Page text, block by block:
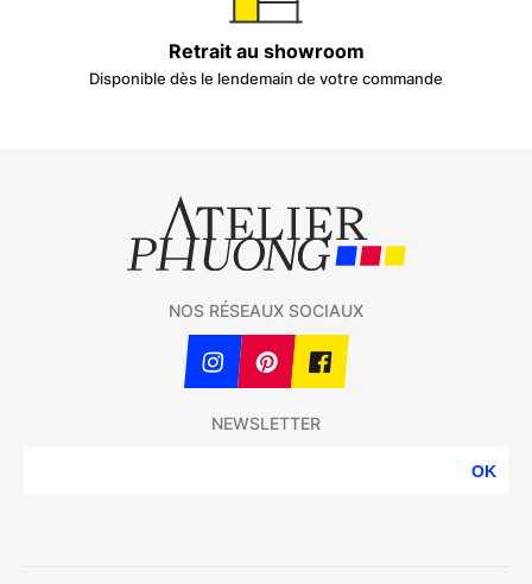
Retrait au showroom
Disponible dès le lendemain de votre commande
NEWSLETTER
OK
NOS RÉSEAUX SOCIAUX